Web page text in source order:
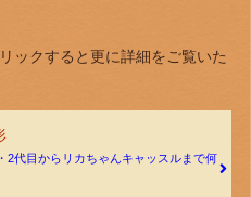
ックすると更に詳細をご覧いた
2代目からリカちゃんキャッスルまで何